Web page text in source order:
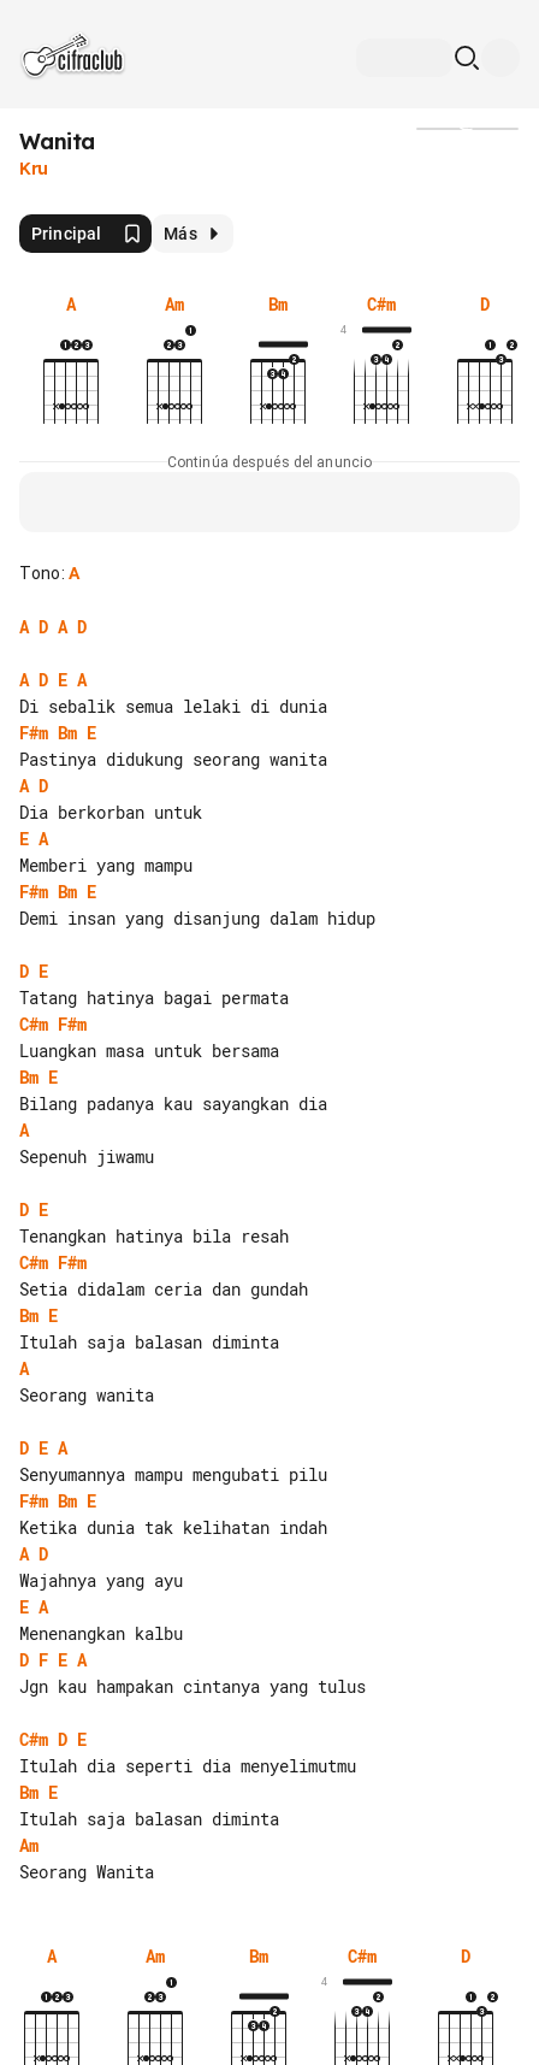
Wanita
Kru
Principal Más
A Am Bm C#m
4
D
Continúa después del anuncio
Tono: A
A D A D
A D E A
F#m Bm E
A D
E A
F#m Bm E
Demi insan yang disanjung dalam hidup
D E
C#m F#m
Bm E
A
Sepenuh jiwamu
D E
C#m F#m
Bm E
A
Seorang wanita
D E A
F#m Bm E
A D
E A
D F E A
Jgn kau hampakan cintanya yang tulus
C#m D E
Bm E
Am
A Am Bm C#m
4
D